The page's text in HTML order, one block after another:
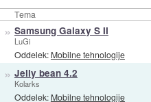
Tema
» Samsung Galaxy S II
LuGi
Oddelek: Mobilne tehnologije
» Jelly bean 4.2
Kolarks
Oddelek: Mobilne tehnologije